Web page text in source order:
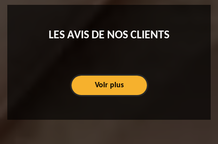
LES AVIS DE NOS CLIENTS
Voir plus